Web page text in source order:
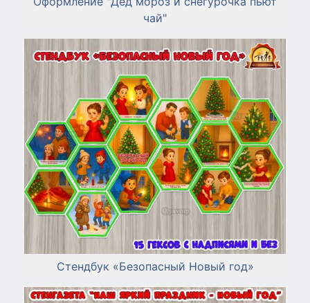
чай"
Стендбук «Безопасный Новый год»